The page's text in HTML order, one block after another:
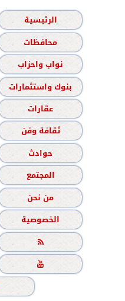
الرئيسية
محافظات
نواب واحزاب
بنوك واستثمارات
عقارات
ثقافة وفن
حوادث
المجتمع
من نحن
الخصوصية

